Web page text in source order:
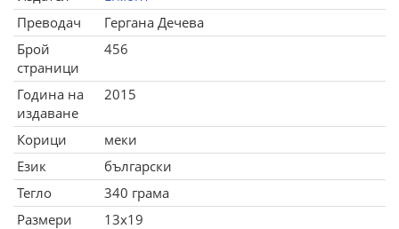
Преводач
Гергана Дечева
Брой
страници
456
Година на
издаване
2015
Корици
меки
Език
български
Тегло
340 грама
Размери
13x19